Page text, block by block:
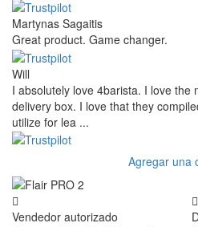
Martynas Sagaitis
Great product. Game changer.
Will
I absolutely love 4barista. I love the
delivery box. I love that they
utilize for lea ...
Agregar una
Vendedor autorizado